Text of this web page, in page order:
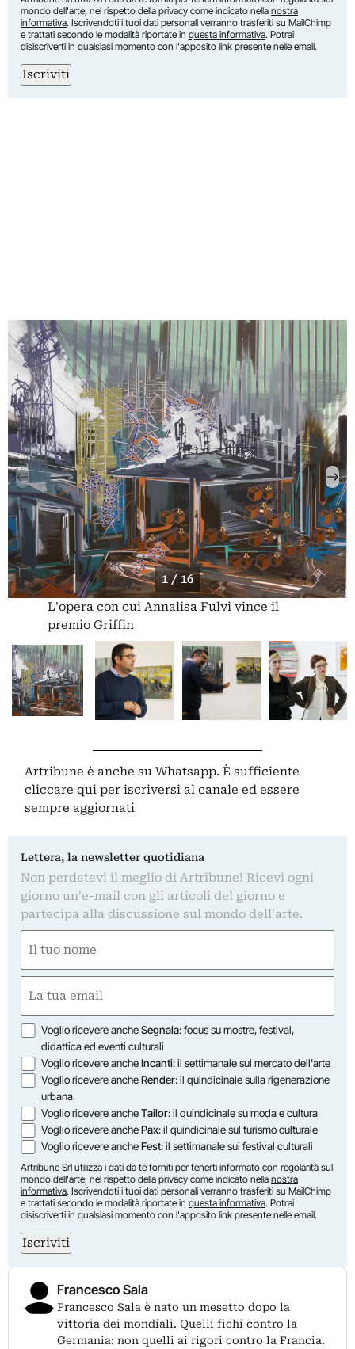
mondo dell'arte, nel rispetto della privacy come indicato nella nostra
informativa. Iscrivendoti i tuoi dati personali verranno trasferiti su MailChimp
e trattati secondo le modalità riportate in questa informativa. Potrai
disiscriverti in qualsiasi momento con l'apposito link presente nelle email.
Iscriviti
1 / 16
L'opera con cui Annalisa Fulvi vince il
premio Griffin
Artribune è anche su Whatsapp. È sufficiente
cliccare qui per iscriversi al canale ed essere
sempre aggiornati
Lettera, la newsletter quotidiana
Non perdetevi il meglio di Artribune! Ricevi ogni
giorno un'e-mail con gli articoli del giorno e
partecipa alla discussione sul mondo dell'arte.
(Obbligatorio)
Nome
(Obbligatorio)
Opzioni
Voglio ricevere ancheSegnala: focus su mostre, festival,
didattica ed eventi culturali
Voglio ricevere ancheIncanti: il settimanale sul mercato dell'arte
Voglio ricevere ancheRender: il quindicinale sulla rigenerazione
urbana
Voglio ricevere ancheTailor: il quindicinale su moda e cultura
Voglio ricevere anchePax: il quindicinale sul turismo culturale
Voglio ricevere ancheFest: il settimanale sui festival culturali
Artribune Srl utilizza i dati da te forniti per tenerti informato con regolarità sul
mondo dell'arte, nel rispetto della privacy come indicato nella nostra
informativa. Iscrivendoti i tuoi dati personali verranno trasferiti su MailChimp
e trattati secondo le modalità riportate in questa informativa. Potrai
disiscriverti in qualsiasi momento con l'apposito link presente nelle email.
Iscriviti
Francesco Sala
Francesco Sala è nato un mesetto dopo la
vittoria dei mondiali. Quelli fichi contro la
Germania: non quelli ai rigori contro la Francia.